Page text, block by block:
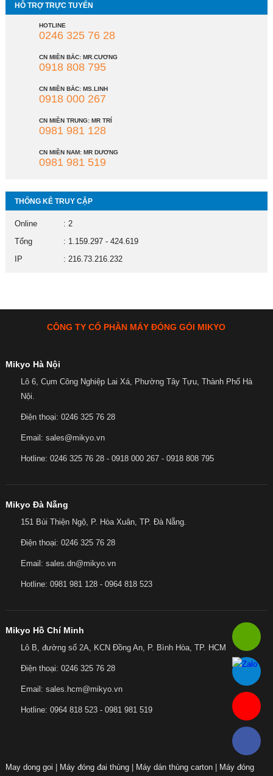
HỖ TRỢ TRỰC TUYẾN
HOTLINE
0246 325 76 28
CN MIỀN BẮC: MR.CƯƠNG
0918 808 795
CN MIỀN BẮC: MS.LINH
0918 000 267
CN MIỀN TRUNG: MR TRÍ
0981 981 128
CN MIỀN NAM: MR DƯƠNG
0981 981 519
THỐNG KÊ TRUY CẬP
Online
: 2
Tổng
: 1.159.297 - 424.619
IP
: 216.73.216.232
CÔNG TY CỔ PHẦN MÁY ĐÓNG GÓI MIKYO
Mikyo Hà Nội
Lô 6, Cụm Công Nghiệp Lai Xá, Phường Tây Tựu, Thành Phố Hà
Nội.
Điện thoại: 0246 325 76 28
Email: sales@mikyo.vn
Hotline: 0246 325 76 28 - 0918 000 267 - 0918 808 795
Mikyo Đà Nẵng
151 Bùi Thiện Ngộ, P. Hòa Xuân, TP. Đà Nẵng.
Điện thoại: 0246 325 76 28
Email: sales.dn@mikyo.vn
Hotline: 0981 981 128 - 0964 818 523
Mikyo Hồ Chí Minh
Lô B, đường số 2A, KCN Đồng An, P. Bình Hòa, TP. HCM
Điện thoại: 0246 325 76 28
Email: sales.hcm@mikyo.vn
Hotline: 0964 818 523 - 0981 981 519
May dong goi | Máy đóng đai thùng| Máy dán thùng carton| Máy đóng